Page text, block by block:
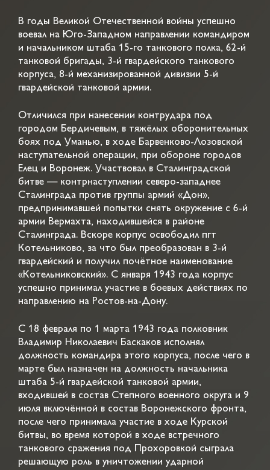
В годы Великой Отечественной войны успешно
воевал на Юго-Западном направлении командиром
и начальником штаба 15-го танкового полка, 62-й
танковой бригады, 3-й гвардейского танкового
корпуса, 8-й механизированной дивизии 5-й
гвардейской танковой армии.
Отличился при нанесении контрудара под
городом Бердичевым, в тяжёлых оборонительных
боях под Уманью, в ходе Барвенково-Лозовской
наступательной операции, при обороне городов
Елец и Воронеж. Участвовал в Сталинградской
битве — контрнаступлении северо-западнее
Сталинграда против группы армий «Дон»,
предпринимавшей попытки снять окружение с 6-й
армии Вермахта, находившейся в районе
Сталинграда. Вскоре корпус освободил пгт
Котельниково, за что был преобразован в 3-й
гвардейский и получил почётное наименование
«Котельниковский». С января 1943 года корпус
успешно принимал участие в боевых действиях по
направлению на Ростов-на-Дону.
С 18 февраля по 1 марта 1943 года полковник
Владимир Николаевич Баскаков исполнял
должность командира этого корпуса, после чего в
марте был назначен на должность начальника
штаба 5-й гвардейской танковой армии,
входившей в состав Степного военного округа и 9
июля включённой в состав Воронежского фронта,
после чего принимала участие в ходе Курской
битвы, во время которой в ходе встречного
танкового сражения под Прохоровкой сыграла
решающую роль в уничтожении ударной